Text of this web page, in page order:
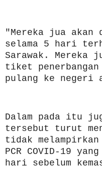
"Mereka jua akan
selama 5 hari
Sarawak. Mereka
tiket
pulang ke negeri
Dalam pada itu
tersebut turut
tidak
PCR COVID-19
hari sebelum